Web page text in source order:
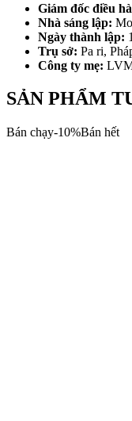
Giám đốc điều
Nhà sáng lập:
Ngày thành lập:
Trụ sở: Pa ri,
Công ty mẹ:
SẢN PHẨM
Bán chạy-10%Bán hết